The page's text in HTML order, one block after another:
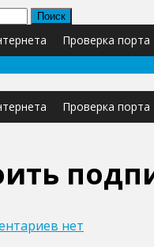
Проверка порта
Проверка порта
кнет